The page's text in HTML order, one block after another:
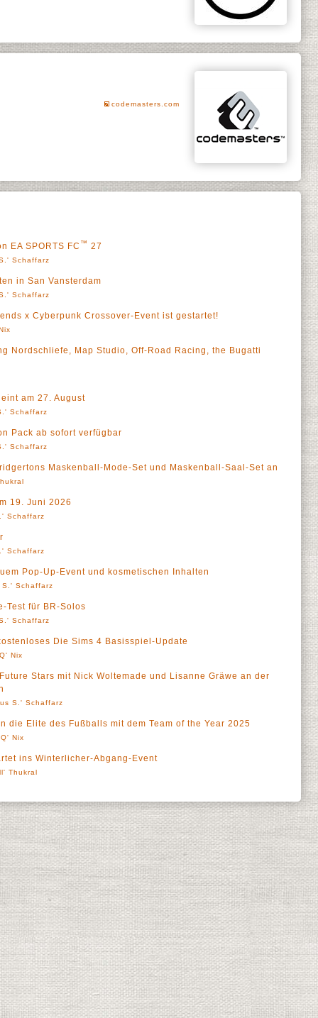
codemasters.com
EA SPORTS FC ™ 27
Schaffarz
in San Vansterdam
Schaffarz
x Cyberpunk Crossover-Event ist gestartet!
Nordschliefe, Map Studio, Off-Road Racing, the Bugatti
am 27. August
Schaffarz
Pack ab sofort verfügbar
Schaffarz
Maskenball-Mode-Set und Maskenball-Saal-Set an
19. Juni 2026
Schaffarz
Schaffarz
Pop-Up-Event und kosmetischen Inhalten
S.' Schaffarz
Test für BR-Solos
Schaffarz
Die Sims 4 Basisspiel-Update
Nix
Stars mit Nick Woltemade und Lisanne Gräwe an der
S.' Schaffarz
die Elite des Fußballs mit dem Team of the Year 2025
Nix
ins Winterlicher-Abgang-Event
Thukral